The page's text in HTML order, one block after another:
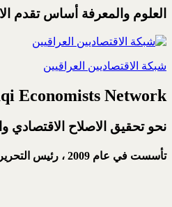
العلوم والمعرفة أساس تقدم
شبكة الاقتصاديين العراقيين
Economists Network
نحو تحقيق الاصلاح الاقتصادي
تأسست في عام 2009 ، رئيس